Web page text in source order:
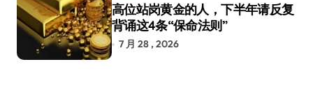
高位站岗黄金的人，下半年请反复
背诵这4条“保命法则”
7 月 28 , 2026